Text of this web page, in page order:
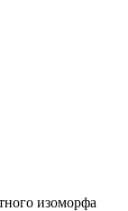
изоморфа